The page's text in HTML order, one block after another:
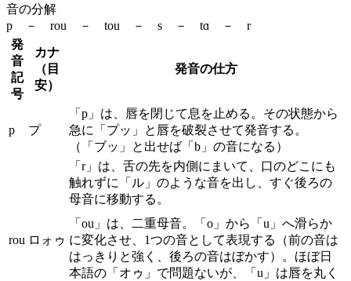
音の分解
p － rou － tou － s － tɑ － r
発
音
記
号
カナ
（目
安）
発音の仕方
p プ
「p」は、唇を閉じて息を止める。その状態から
急に「プッ」と唇を破裂させて発音する。
（「ブッ」と出せば「b」の音になる）
rou ロォゥ
「r」は、舌の先を内側にまいて、口のどこにも
触れずに「ル」のような音を出し、すぐ後ろの
母音に移動する。
「ou」は、二重母音。「o」から「u」へ滑らか
に変化させ、1つの音として表現する（前の音は
はっきりと強く、後ろの音はぼかす）。ほぼ日
本語の「オゥ」で問題ないが、「u」は唇を丸く